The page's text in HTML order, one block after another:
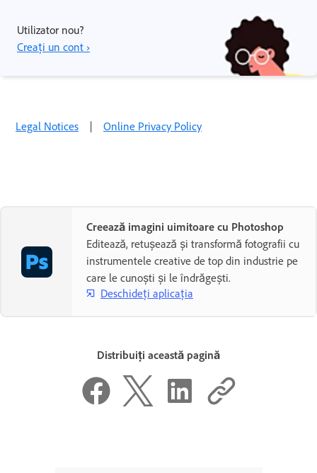
Utilizator nou?
Creați un cont ›
Legal Notices | Online Privacy Policy
Creează imagini uimitoare cu Photoshop
Editează, retușează și transformă fotografii cu
instrumentele creative de top din industrie pe
care le cunoști și le îndrăgești.
Deschideți aplicația
Distribuiți această pagină